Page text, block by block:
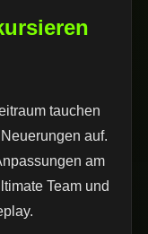
tauchen
auf.
am
Team und